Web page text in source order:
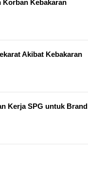
Korban Kebakaran
Akibat Kebakaran
Kerja SPG untuk Brand